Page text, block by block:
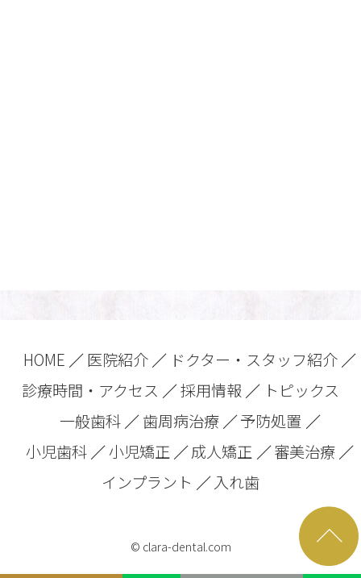
HOME 医院紹介
ドクター・スタッフ紹介
診療時間・アクセス
採用情報
トピックス
一般歯科
歯周病治療
予防処置
小児歯科
小児矯正 成人矯正
審美治療
インプラント
入れ歯
© clara-dental.com